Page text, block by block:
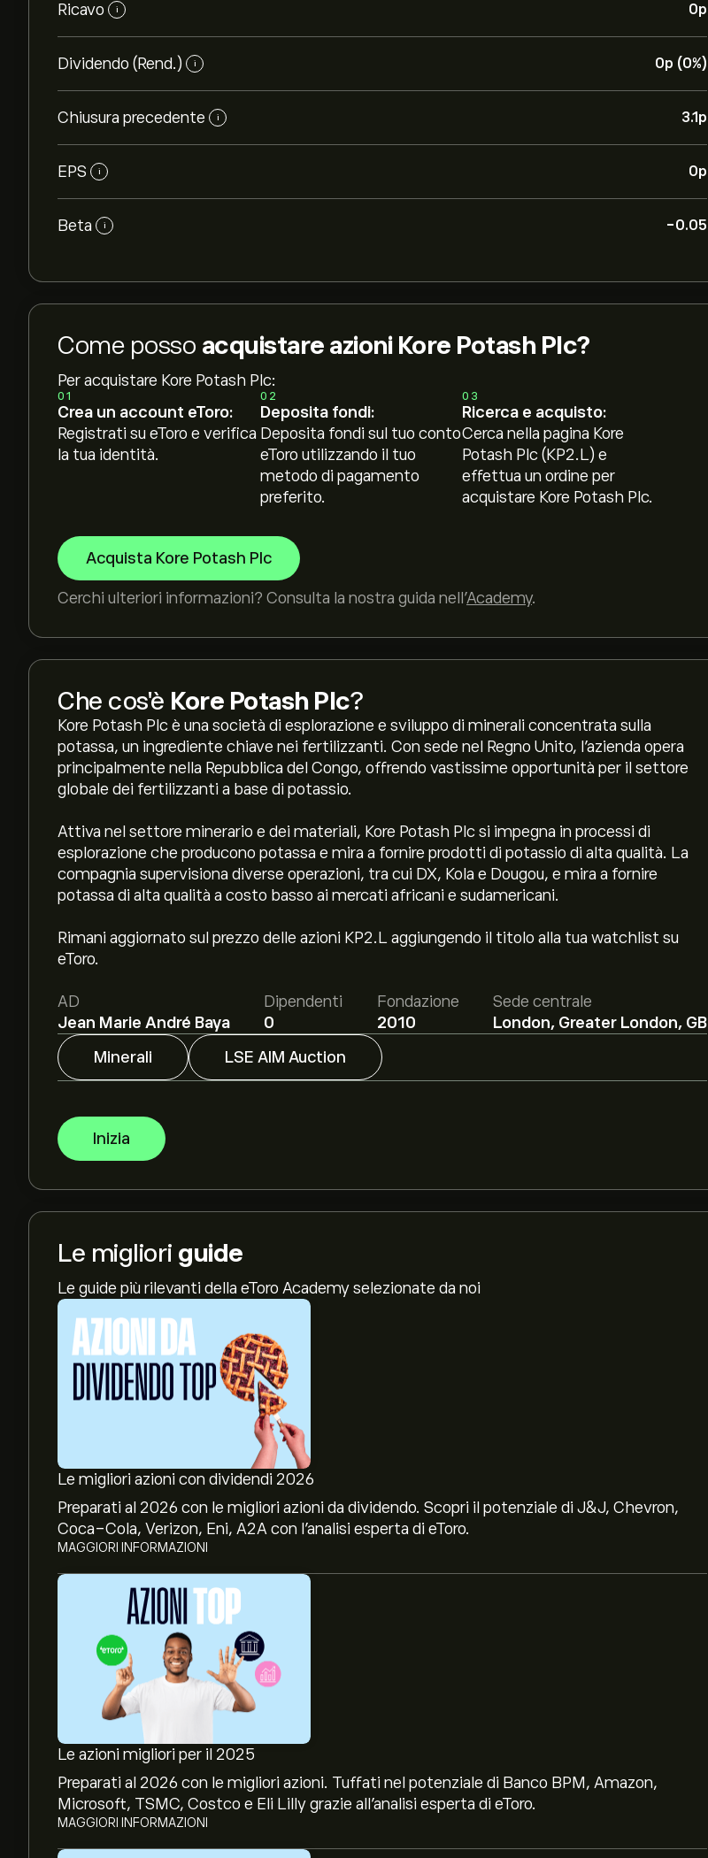
Ricavo i 0‎p‎
Dividendo (Rend.) i 0‎p‎ (0%)
Chiusura precedente i 3.1‎p‎
EPS i 0‎p‎
Beta i -0.05
Come posso acquistare azioni Kore Potash Plc?
Per acquistare Kore Potash Plc:
01
Crea un account eToro:
Registrati su eToro e verifica
la tua identità.
02
Deposita fondi:
Deposita fondi sul tuo conto
eToro utilizzando il tuo
metodo di pagamento
preferito.
03
Ricerca e acquisto:
Cerca nella pagina Kore
Potash Plc (KP2.L) e
effettua un ordine per
acquistare Kore Potash Plc.
Acquista Kore Potash Plc
Cerchi ulteriori informazioni? Consulta la nostra guida nell’Academy.
Che cos'è Kore Potash Plc?
Kore Potash Plc è una società di esplorazione e sviluppo di minerali concentrata sulla
potassa, un ingrediente chiave nei fertilizzanti. Con sede nel Regno Unito, l'azienda opera
principalmente nella Repubblica del Congo, offrendo vastissime opportunità per il settore
globale dei fertilizzanti a base di potassio.
Attiva nel settore minerario e dei materiali, Kore Potash Plc si impegna in processi di
esplorazione che producono potassa e mira a fornire prodotti di potassio di alta qualità. La
compagnia supervisiona diverse operazioni, tra cui DX, Kola e Dougou, e mira a fornire
potassa di alta qualità a costo basso ai mercati africani e sudamericani.
Rimani aggiornato sul prezzo delle azioni KP2.L aggiungendo il titolo alla tua watchlist su
eToro.
AD
Jean Marie André Baya
Dipendenti
0
Fondazione
2010
Sede centrale
London, Greater London, GB
Minerali
LSE AIM Auction
Inizia
Le migliori guide
Le guide più rilevanti della eToro Academy selezionate da noi
Le migliori azioni con dividendi 2026
Preparati al 2026 con le migliori azioni da dividendo. Scopri il potenziale di J&J, Chevron,
Coca-Cola, Verizon, Eni, A2A con l’analisi esperta di eToro.
MAGGIORI INFORMAZIONI
Le azioni migliori per il 2025
Preparati al 2026 con le migliori azioni. Tuffati nel potenziale di Banco BPM, Amazon,
Microsoft, TSMC, Costco e Eli Lilly grazie all’analisi esperta di eToro.
MAGGIORI INFORMAZIONI